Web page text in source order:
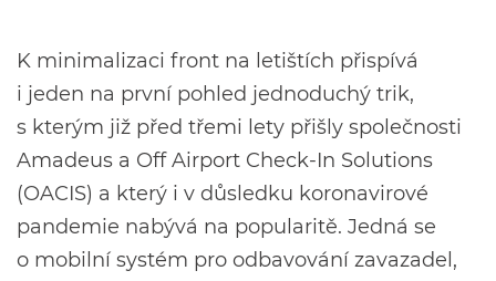
K minimalizaci front na letištích přispívá
i jeden na první pohled jednoduchý trik,
s kterým již před třemi lety přišly společnosti
Amadeus a Off Airport Check-In Solutions
(OACIS) a který i v důsledku koronavirové
pandemie nabývá na popularitě. Jedná se
o mobilní systém pro odbavování zavazadel,